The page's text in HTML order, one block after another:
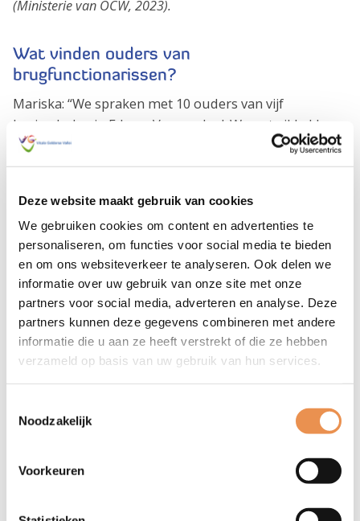
Deze website maakt gebruik van cookies
We gebruiken cookies om content en advertenties te
personaliseren, om functies voor social media te bieden
en om ons websiteverkeer te analyseren. Ook delen we
informatie over uw gebruik van onze site met onze
partners voor social media, adverteren en analyse. Deze
partners kunnen deze gegevens combineren met andere
informatie die u aan ze heeft verstrekt of die ze hebben
verzameld op basis van uw gebruik van hun services.
Noodzakelijk
Voorkeuren
(Ministerie van OCW, 2023).
Wat vinden ouders van
brugfunctionarissen?
Mariska: “We spraken met 10 ouders van vijf
basisscholen in Ede en Veenendaal. We ontwikkelden
hiervoor een praatplaat die gaat over de zes thema’s
van ouderbetrokkenheid.”
Ze vervolgt: “Uit de gesprekken maken we op dat
de drie thema’s zijn die ouders belangrijk vinden in
ouder zei: ‘
Ik heb de brugfunctionaris mijn verleden